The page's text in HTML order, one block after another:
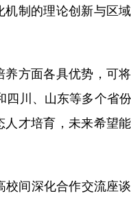
制的理论创新与区
方面各具优势，可
川、山东等多个省
才培育，未来希望
间深化合作交流座